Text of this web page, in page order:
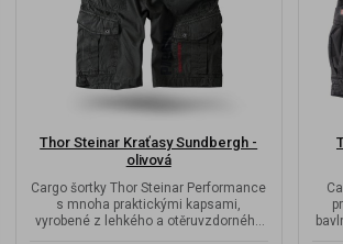
Thor Steinar Kraťasy Sundbergh -
olivová
Cargo šortky Thor Steinar Performance
s mnoha praktickými kapsami,
vyrobené z lehkého a otěruvzdorného